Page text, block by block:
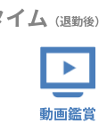
ム （退勤後）
動画鑑賞